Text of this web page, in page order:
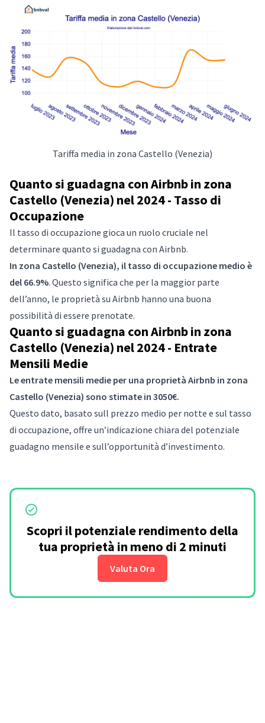
Tariffa media in zona Castello (Venezia)
Quanto si guadagna con Airbnb in zona
Castello (Venezia) nel 2024 - Tasso di
Occupazione
Il tasso di occupazione gioca un ruolo cruciale nel
determinare quanto si guadagna con Airbnb.
In zona Castello (Venezia), il tasso di occupazione medio è
del 66.9%. Questo significa che per la maggior parte
dell’anno, le proprietà su Airbnb hanno una buona
possibilità di essere prenotate.
Quanto si guadagna con Airbnb in zona
Castello (Venezia) nel 2024 - Entrate
Mensili Medie
Le entrate mensili medie per una proprietà Airbnb in zona
Castello (Venezia) sono stimate in 3050€.
Questo dato, basato sull prezzo medio per notte e sul tasso
di occupazione, offre un’indicazione chiara del potenziale
guadagno mensile e sull’opportunità d’investimento.
Scopri il potenziale rendimento della
tua proprietà in meno di 2 minuti
Valuta Ora